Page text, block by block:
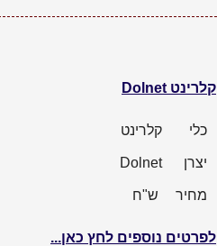
קלרינט Dolnet
כלי קלרינט
יצרן Dolnet
מחיר ש"ח
לפרטים נוספים לחץ כאן...